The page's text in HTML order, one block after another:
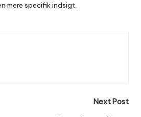
mere specifik indsigt.
Next Post